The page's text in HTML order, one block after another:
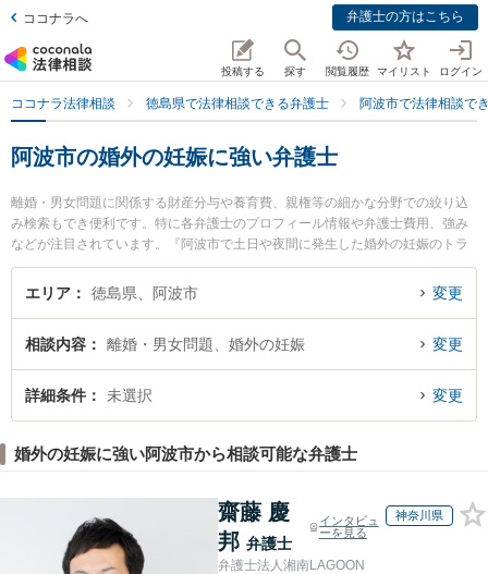
ココナラへ 弁護士の方はこちら
投稿する 探す 閲覧履歴 マイリスト ログイン
ココナラ法律相談 徳島県で法律相談できる弁護士 阿波市で法律相談で
阿波市の婚外の妊娠に強い弁護士
離婚・男女問題に関係する財産分与や養育費、親権等の細かな分野での絞り込
み検索もでき便利です。特に各弁護士のプロフィール情報や弁護士費用、強み
などが注目されています。『阿波市で土日や夜間に発生した婚外の妊娠のトラ
ブルを今すぐに弁護士に相談したい』『婚外の妊娠のトラブル解決の実績豊富
な近くの弁護士を検索したい』『初回相談無料で婚外の妊娠を法律相談できる
エリア 徳島県、阿波市 変更
相談内容 離婚・男女問題、婚外の妊娠 変更
詳細条件 未選択 変更
婚外の妊娠に強い阿波市から相談可能な弁護士
齋藤 慶
邦 弁護士
インタビュ
ーを見る
神奈川県
弁護士法人湘南LAGOON